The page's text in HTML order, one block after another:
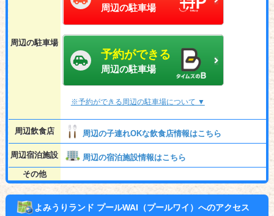
周辺の駐車場
周辺の駐車場
予約ができる
周辺の駐車場
※予約ができる周辺の駐車場について ▼
周辺飲食店 周辺の子連れOKな飲食店情報はこちら
周辺宿泊施設
周辺の宿泊施設情報はこちら
その他
よみうりランド プールWAI（プールワイ）へのアクセス